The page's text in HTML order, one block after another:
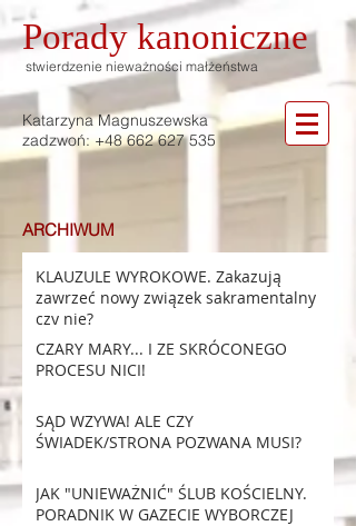
Poradykanoniczne
stwierdzenie nieważności małżeństwa
Katarzyna Magnuszewska
zadzwoń:+48 662 627 535
ARCHIWUM
KLAUZULE WYROKOWE. Zakazują
zawrzeć nowy związek sakramentalny
czy nie?
CZARY MARY... I ZE SKRÓCONEGO
PROCESU NICI!
SĄD WZYWA! ALE CZY
ŚWIADEK/STRONA POZWANA MUSI?
JAK "UNIEWAŻNIĆ" ŚLUB KOŚCIELNY.
PORADNIK W GAZECIE WYBORCZEJ